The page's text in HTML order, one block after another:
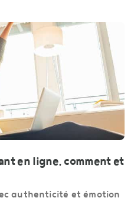
en ligne, comment et
authenticité et émotion